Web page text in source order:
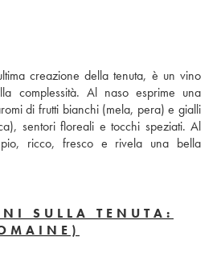
creazione della tenuta, è un vino
complessità. Al naso esprime una
di frutti bianchi (mela, pera) e gialli
sentori floreali e tocchi speziati. Al
ricco, fresco e rivela una bella
SULLA TENUTA: